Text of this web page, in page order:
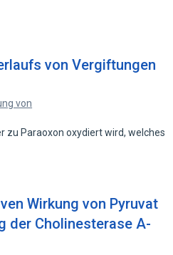
von Vergiftungen
von
zu Paraoxon oxydiert wird, welches
Wirkung von Pyruvat
der Cholinesterase A-